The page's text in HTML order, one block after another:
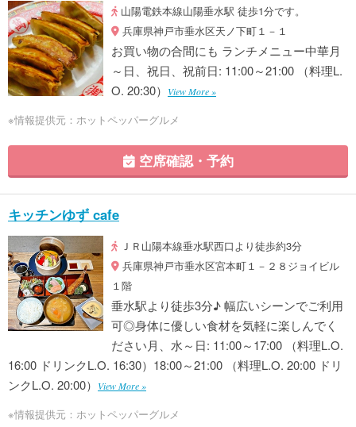
山陽電鉄本線山陽垂水駅 徒歩1分です。
兵庫県神戸市垂水区天ノ下町１－１
お買い物の合間にも ランチメニュー中華月
～日、祝日、祝前日: 11:00～21:00 （料理L.
O. 20:30）
View More »
※情報提供元：ホットペッパーグルメ
空席確認・予約
キッチンゆず cafe
ＪＲ山陽本線垂水駅西口より徒歩約3分
兵庫県神戸市垂水区宮本町１－２８ジョイビル
１階
垂水駅より徒歩3分♪ 幅広いシーンでご利用
可◎身体に優しい食材を気軽に楽しんでく
ださい月、水～日: 11:00～17:00 （料理L.O.
16:00 ドリンクL.O. 16:30）18:00～21:00 （料理L.O. 20:00 ドリ
ンクL.O. 20:00）
View More »
※情報提供元：ホットペッパーグルメ